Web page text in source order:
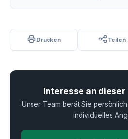
Drucken Teilen
Interesse an dieser
Unser Team berät Sie
individuelles